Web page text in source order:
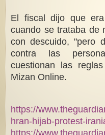
El fiscal dijo que
cuando se trataba de
con descuido, "pero
contra las
cuestionan las
Mizan Online.
https://
hran-hijab-protest-
https://